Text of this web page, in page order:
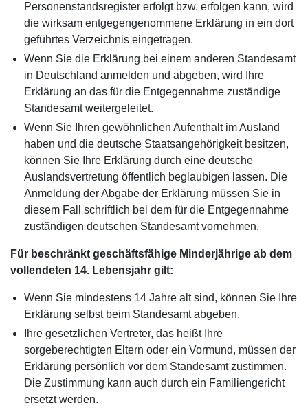
Personenstandsregister erfolgt bzw. erfolgen kann, wird
die wirksam entgegengenommene Erklärung in ein dort
geführtes Verzeichnis eingetragen.
Wenn Sie die Erklärung bei einem anderen Standesamt
in Deutschland anmelden und abgeben, wird Ihre
Erklärung an das für die Entgegennahme zuständige
Standesamt weitergeleitet.
Wenn Sie Ihren gewöhnlichen Aufenthalt im Ausland
haben und die deutsche Staatsangehörigkeit besitzen,
können Sie Ihre Erklärung durch eine deutsche
Auslandsvertretung öffentlich beglaubigen lassen. Die
Anmeldung der Abgabe der Erklärung müssen Sie in
diesem Fall schriftlich bei dem für die Entgegennahme
zuständigen deutschen Standesamt vornehmen.
Für beschränkt geschäftsfähige Minderjährige ab dem
vollendeten 14. Lebensjahr gilt:
Wenn Sie mindestens 14 Jahre alt sind, können Sie Ihre
Erklärung selbst beim Standesamt abgeben.
Ihre gesetzlichen Vertreter, das heißt Ihre
sorgeberechtigten Eltern oder ein Vormund, müssen der
Erklärung persönlich vor dem Standesamt zustimmen.
Die Zustimmung kann auch durch ein Familiengericht
ersetzt werden.